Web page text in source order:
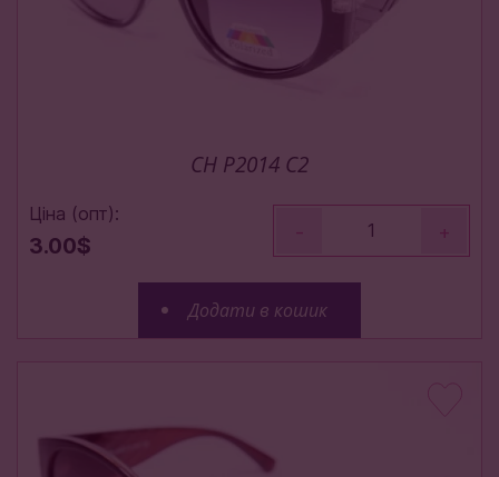
CH P2014 C2
Ціна (опт):
3.00$
- +
Додати в кошик